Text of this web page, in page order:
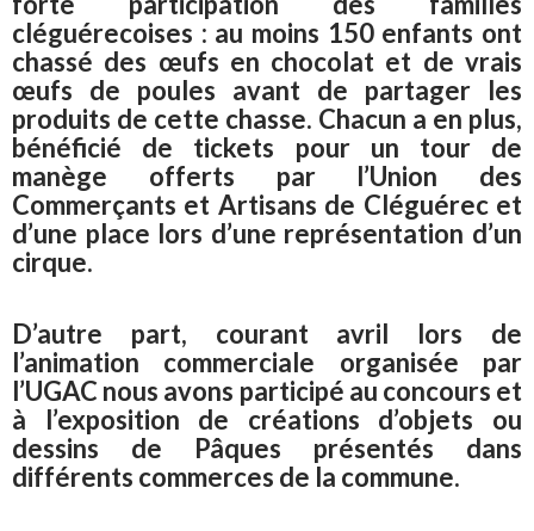
cléguérecoises : au moins 150 enfants ont
chassé des œufs en chocolat et de vrais
œufs de poules avant de partager les
produits de cette chasse. Chacun a en plus,
bénéficié de tickets pour un tour de
manège offerts par l’Union des
Commerçants et Artisans de Cléguérec et
d’une place lors d’une représentation d’un
cirque.
D’autre part, courant avril lors de
l’animation commerciale organisée par
l’UGAC nous avons participé au concours et
à l’exposition de créations d’objets ou
dessins de Pâques présentés dans
différents commerces de la commune.